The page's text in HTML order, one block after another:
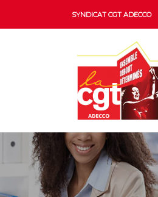
SYNDICAT CGT ADECCO